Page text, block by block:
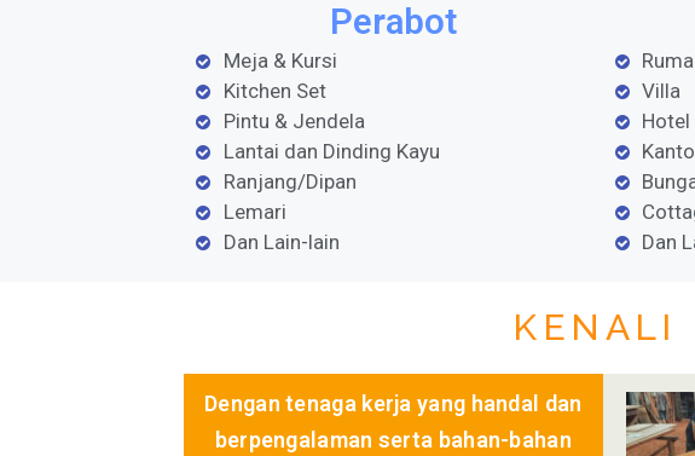
Perabot
Meja & Kursi
Kitchen Set
Pintu & Jendela
Lantai dan Dinding Kayu
Ranjang/Dipan
Lemari
Dan Lain-lain
Villa
Hotel
Dan
KENALI
Dengan tenaga kerja yang handal dan
berpengalaman serta bahan-bahan